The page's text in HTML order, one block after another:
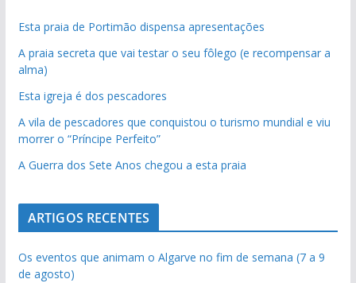
Esta praia de Portimão dispensa apresentações
A praia secreta que vai testar o seu fôlego (e recompensar a
alma)
Esta igreja é dos pescadores
A vila de pescadores que conquistou o turismo mundial e viu
morrer o “Príncipe Perfeito”
A Guerra dos Sete Anos chegou a esta praia
ARTIGOS RECENTES
Os eventos que animam o Algarve no fim de semana (7 a 9
de agosto)